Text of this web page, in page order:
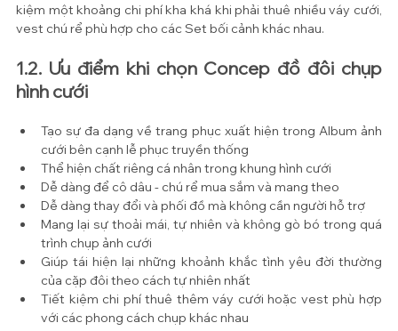
kiệm một khoảng chi phí kha khá khi phải thuê nhiều váy cưới,
vest chú rể phù hợp cho các Set bối cảnh khác nhau.
1.2. Ưu điểm khi chọn Concep đồ đôi chụp
hình cưới
Tạo sự đa dạng về trang phục xuất hiện trong Album ảnh
cưới bên cạnh lễ phục truyền thống
Thể hiện chất riêng cá nhân trong khung hình cưới
Dễ dàng để cô dâu - chú rể mua sắm và mang theo
Dễ dàng thay đổi và phối đồ mà không cần người hỗ trợ
Mang lại sự thoải mái, tự nhiên và không gò bó trong quá
trình chụp ảnh cưới
Giúp tái hiện lại những khoảnh khắc tình yêu đời thường
của cặp đôi theo cách tự nhiên nhất
Tiết kiệm chi phí thuê thêm váy cưới hoặc vest phù hợp
với các phong cách chụp khác nhau